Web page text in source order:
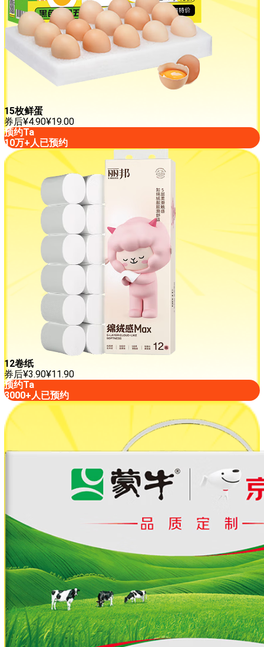
15枚鲜蛋
券后¥4.90¥19.00
预约Ta
10万+人已预约
12卷纸
券后¥3.90¥11.90
预约Ta
3000+人已预约